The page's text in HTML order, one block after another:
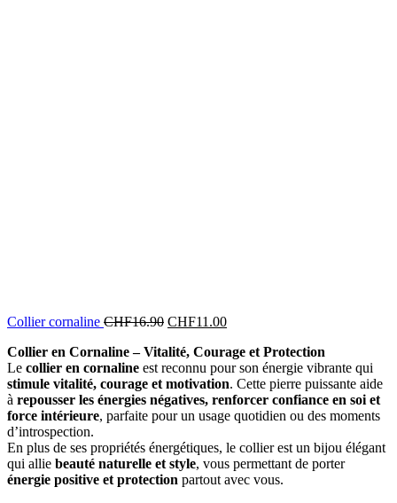
Collier cornaline CHF16.90 CHF11.00
Collier en Cornaline – Vitalité, Courage et Protection
Le collier en cornaline est reconnu pour son énergie vibrante qui
stimule vitalité, courage et motivation. Cette pierre puissante aide
à repousser les énergies négatives, renforcer confiance en soi et
force intérieure, parfaite pour un usage quotidien ou des moments
d’introspection.
En plus de ses propriétés énergétiques, le collier est un bijou élégant
qui allie beauté naturelle et style, vous permettant de porter
énergie positive et protection partout avec vous.